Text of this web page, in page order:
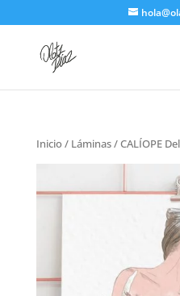
Inicio / Láminas/ CALÍOPE